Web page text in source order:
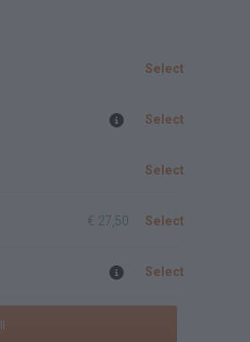
Select
Select
Select
€ 27,50 Select
Select